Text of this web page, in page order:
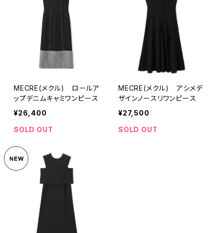
MECRE(メクル) ロールア
ップデニムキャミワンピース
¥26,400
SOLD OUT
MECRE(メクル) アシメデ
ザインノースリワンピース
¥27,500
SOLD OUT